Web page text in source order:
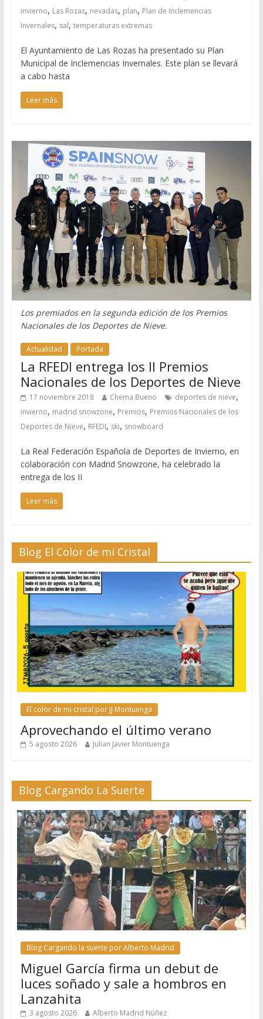
invierno, Las Rozas, nevadas, plan, Plan de Inclemencias
Invernales, sal, temperaturas extremas
El Ayuntamiento de Las Rozas ha presentado su Plan
Municipal de Inclemencias Invernales. Este plan se llevará
a cabo hasta
Leer más
Los premiados en la segunda edición de los Premios
Nacionales de los Deportes de Nieve.
Actualidad Portada
La RFEDI entrega los II Premios
Nacionales de los Deportes de Nieve
17 noviembre 2018 Chema Bueno deportes de nieve,
invierno, madrid snowzone, Premios, Premios Nacionales de los
Deportes de Nieve, RFEDI, ski, snowboard
La Real Federación Española de Deportes de Invierno, en
colaboración con Madrid Snowzone, ha celebrado la
entrega de los II
Leer más
Blog El Color de mi Cristal
El color de mi cristal por JJ Montuenga
Aprovechando el último verano
5 agosto 2026 Julian Javier Montuenga
Blog Cargando La Suerte
Blog Cargando la suerte por Alberto Madrid
Miguel García firma un debut de
luces soñado y sale a hombros en
Lanzahita
3 agosto 2026 Alberto Madrid Núñez